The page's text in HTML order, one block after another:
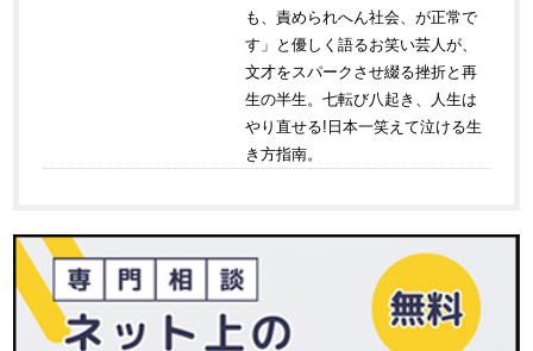
も、責められへん社会、が正常で
す」と優しく語るお笑い芸人が、
文才をスパークさせ綴る挫折と再
生の半生。七転び八起き、人生は
やり直せる!日本一笑えて泣ける生
き方指南。